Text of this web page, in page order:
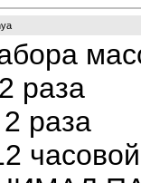
раза
раза
часовой